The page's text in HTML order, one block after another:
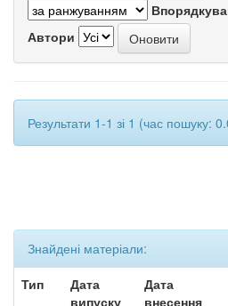
Автори
Результати 1-1 зі 1 (час пошуку:
Знайдені матеріали:
Тип
Дата
випуску
Дата
внесення